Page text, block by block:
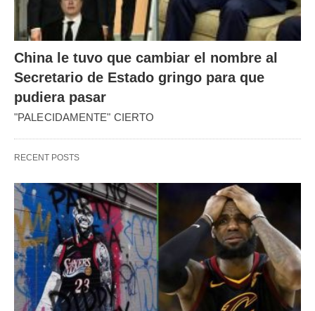
China le tuvo que cambiar el nombre al
Secretario de Estado gringo para que
pudiera pasar
"PALECIDAMENTE" CIERTO
RECENT POSTS